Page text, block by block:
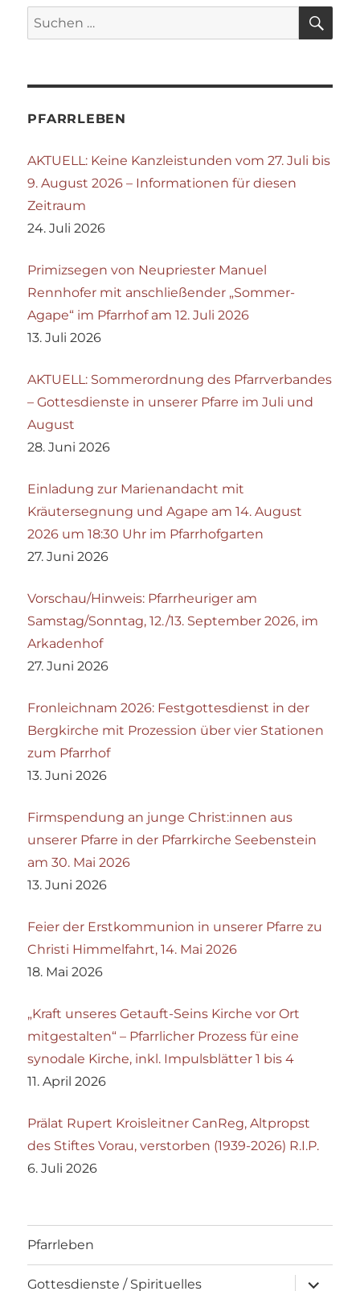
Suchen
nach:
PFARRLEBEN
AKTUELL: Keine Kanzleistunden vom 27. Juli bis
9. August 2026 – Informationen für diesen
Zeitraum
24. Juli 2026
Primizsegen von Neupriester Manuel
Rennhofer mit anschließender „Sommer-
Agape“ im Pfarrhof am 12. Juli 2026
13. Juli 2026
AKTUELL: Sommerordnung des Pfarrverbandes
– Gottesdienste in unserer Pfarre im Juli und
August
28. Juni 2026
Einladung zur Marienandacht mit
Kräutersegnung und Agape am 14. August
2026 um 18:30 Uhr im Pfarrhofgarten
27. Juni 2026
Vorschau/Hinweis: Pfarrheuriger am
Samstag/Sonntag, 12./13. September 2026, im
Arkadenhof
27. Juni 2026
Fronleichnam 2026: Festgottesdienst in der
Bergkirche mit Prozession über vier Stationen
zum Pfarrhof
13. Juni 2026
Firmspendung an junge Christ:innen aus
unserer Pfarre in der Pfarrkirche Seebenstein
am 30. Mai 2026
13. Juni 2026
Feier der Erstkommunion in unserer Pfarre zu
Christi Himmelfahrt, 14. Mai 2026
18. Mai 2026
„Kraft unseres Getauft-Seins Kirche vor Ort
mitgestalten“ – Pfarrlicher Prozess für eine
synodale Kirche, inkl. Impulsblätter 1 bis 4
11. April 2026
Prälat Rupert Kroisleitner CanReg, Altpropst
des Stiftes Vorau, verstorben (1939-2026) R.I.P.
6. Juli 2026
Pfarrleben
Gottesdienste / Spirituelles